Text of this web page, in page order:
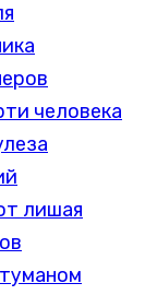
человека
лишая